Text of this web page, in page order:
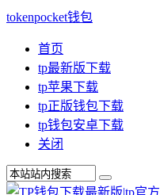
tokenpocket钱包
首页
tp最新版下载
tp苹果下载
tp正版钱包下载
tp钱包安卓下载
关闭